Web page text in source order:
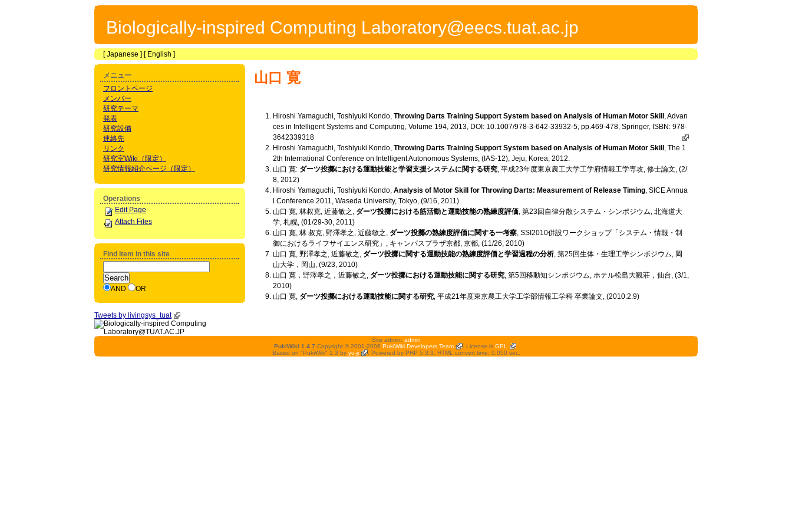
Biologically-inspired Computing Laboratory@eecs.tuat.ac.jp
[Japanese ] [ English ]
山口 寛
Hiroshi Yamaguchi, Toshiyuki Kondo, Throwing Darts Training Support System based on Analysis of Human Motor Skill , Advan
ces in Intelligent Systems and Computing, Volume 194, 2013, DOI: 10.1007/978-3-642-33932-5, pp.469-478, Springer, ISBN: 978-
3642339318
Hiroshi Yamaguchi, Toshiyuki Kondo, Throwing Darts Training Support System based on Analysis of Human Motor Skill , The 1
2th International Conference on Intelligent Autonomous Systems, (IAS-12), Jeju, Korea, 2012.
山口 寛: ダーツ投擲における運動技能と学習支援システムに関する研究, 平成23年度東京農工大学工学府情報工学専攻, 修士論文, (2/
8, 2012)
Hiroshi Yamaguchi, Toshiyuki Kondo, Analysis of Motor Skill for Throwing Darts: Measurement of Release Timing, SICE Annua
l Conference 2011, Waseda University, Tokyo, (9/16, 2011)
山口 寛, 林叔克, 近藤敏之, ダーツ投擲における筋活動と運動技能の熟練度評価, 第23回自律分散システム・シンポジウム, 北海道大
学, 札幌, (01/29-30, 2011)
山口 寛, 林 叔克, 野澤孝之, 近藤敏之, ダーツ投擲の熟練度評価に関する一考察, SSI2010併設ワークショップ「システム・情報・制
御におけるライフサイエンス研究」, キャンパスプラザ京都, 京都, (11/26, 2010)
山口 寛, 野澤孝之, 近藤敏之, ダーツ投擲に関する運動技能の熟練度評価と学習過程の分析, 第25回生体・生理工学シンポジウム, 岡
山大学，岡山, (9/23, 2010)
山口 寛，野澤孝之，近藤敏之, ダーツ投擲における運動技能に関する研究, 第5回移動知シンポジウム, ホテル松島大観荘，仙台, (3/1,
2010)
山口 寛, ダーツ投擲における運動技能に関する研究, 平成21年度東京農工大学工学部情報工学科 卒業論文, (2010.2.9)
メニュー
フロントページ
メンバー
研究テーマ
発表
研究設備
連絡先
リンク
研究室Wiki（限定）
研究情報紹介ページ（限定）
Operations
Edit Page
Attach Files
Find item in this site
AND OR
Tweets by livingsys_tuat
Site admin: admin
PukiWiki 1.4.7 Copyright © 2001-2006 PukiWiki Developers Team . License is GPL
Based on "PukiWiki" 1.3 by yu-ji . Powered by PHP 5.3.3. HTML convert time: 0.050 sec.